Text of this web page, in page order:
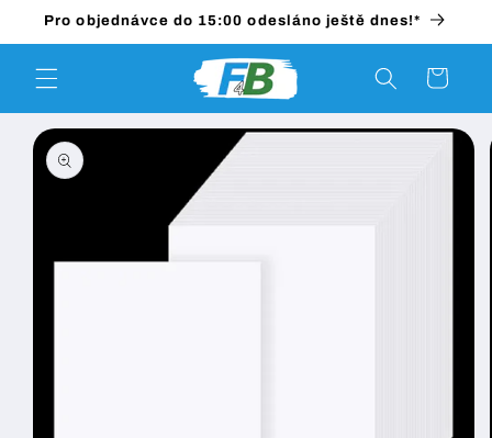
Přejít k
Pro objednávce do 15:00 odesláno ještě dnes!*
Košík
Přejít na
informace
produktu